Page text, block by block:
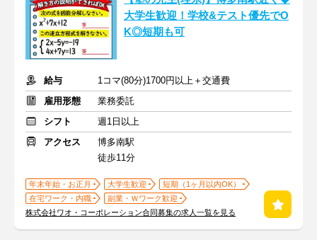
大学生歓迎！学校&テスト優先でO
K◎短期も可
給与
1コマ(80分)1700円以上＋交通費
雇用形態
業務委託
シフト
週1日以上
アクセス
博多南駅
徒歩11分
年末年始・お正月 大学生歓迎
短期（1ヶ月以内OK）
在宅ワーク・内職
副業・Ｗワーク歓迎
株式会社ワオ・コーポレーション合同募集の求人一覧を見る